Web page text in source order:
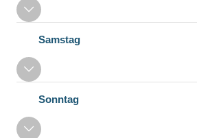
Samstag
Sonntag